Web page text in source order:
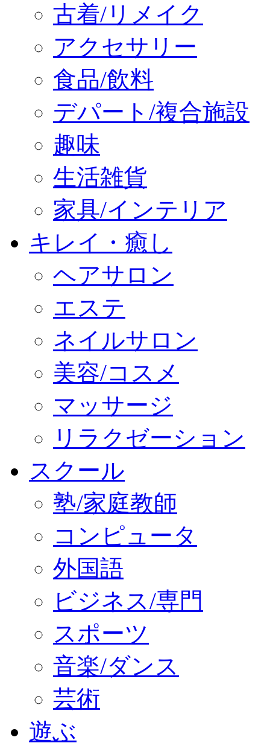
古着/リメイク
アクセサリー
食品/飲料
デパート/複合施設
趣味
生活雑貨
家具/インテリア
キレイ・癒し
ヘアサロン
エステ
ネイルサロン
美容/コスメ
マッサージ
リラクゼーション
スクール
塾/家庭教師
コンピュータ
外国語
ビジネス/専門
スポーツ
音楽/ダンス
芸術
遊ぶ